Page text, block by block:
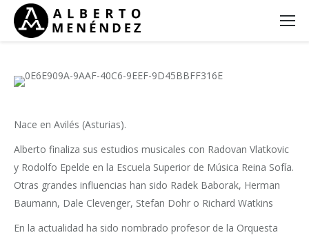
Nace en Avilés (Asturias).
Alberto finaliza sus estudios musicales con Radovan Vlatkovic
y Rodolfo Epelde en la Escuela Superior de Música Reina Sofía.
Otras grandes influencias han sido Radek Baborak, Herman
Baumann, Dale Clevenger, Stefan Dohr o Richard Watkins
En la actualidad ha sido nombrado profesor de la Orquesta